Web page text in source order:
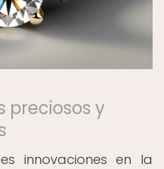
preciosos y
innovaciones en la